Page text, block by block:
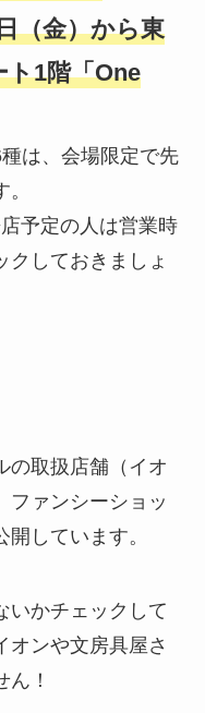
（金）から東
1階「One
は、会場限定で先
予定の人は営業時
クしておきましょ
の取扱店舗（イオ
ファンシーショッ
しています。
いかチェックして
オンや文房具屋さ
！